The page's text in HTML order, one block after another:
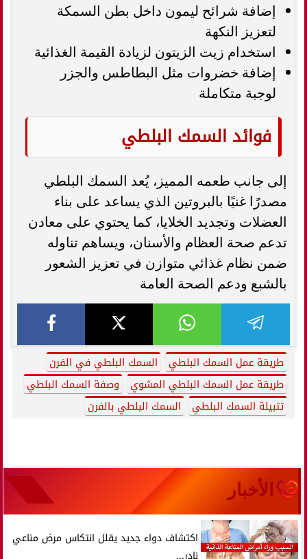
إضافة شرائح ليمون داخل بطن السمكة
لتعزيز النكهة
استخدام زيت الزيتون لزيادة القيمة الغذائية
إضافة خضروات مثل البطاطس والجزر
لوجبة متكاملة
فوائد السمك البلطي
إلى جانب طعمه المميز، يُعد السمك البلطي
مصدرًا غنيًا بالبروتين الذي يساعد على بناء
العضلات وتجديد الخلايا، كما يحتوي على معادن
تدعم صحة العظام والأسنان، ويساهم تناوله
ضمن نظام غذائي متوازن في تعزيز الشعور
بالشبع ودعم الصحة العامة
طريقة عمل السمك البلطي
السمك البلطي في الفرن
طريقة عمل السمك البلطي المشوي
وصفة السمك البلطي
تتبيلة السمك البلطي
السمك البلطي بالفرن
الأخبار
اكتشاف دواء جديد يقلل انتكاس مرض مناعي